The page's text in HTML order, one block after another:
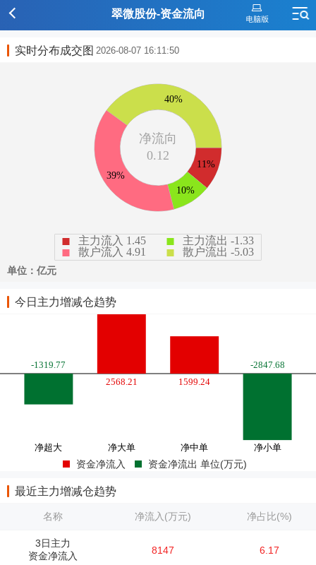
翠微股份-资金流向
实时分布成交图 2026-08-07 16:11:50
今日主力增减仓趋势
资金净流入 资金净流出 单位(万元)
最近主力增减仓趋势
名称 净流入(万元) 净占比(%)
3日主力
资金净流入
8147 6.17